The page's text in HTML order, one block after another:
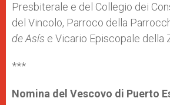
Presbiterale e del Collegio dei
del Vincolo, Parroco della
de Asís e Vicario Episcopale della
***
Nomina del Vescovo di Puerto